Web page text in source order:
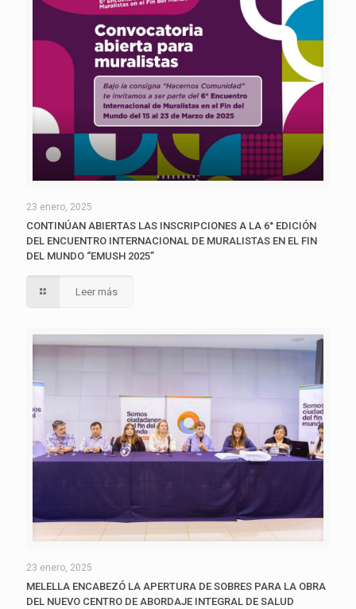
23 enero, 2025
CONTINÚAN ABIERTAS LAS INSCRIPCIONES A LA 6° EDICIÓN
DEL ENCUENTRO INTERNACIONAL DE MURALISTAS EN EL FIN
DEL MUNDO “EMUSH 2025”
Leer más
23 enero, 2025
MELELLA ENCABEZÓ LA APERTURA DE SOBRES PARA LA OBRA
DEL NUEVO CENTRO DE ABORDAJE INTEGRAL DE SALUD